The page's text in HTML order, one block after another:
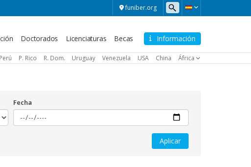
funiber.org
Información
Doctorados Licenciaturas Becas
Perú P. Rico R. Dom. Uruguay Venezuela USA China África
Fecha